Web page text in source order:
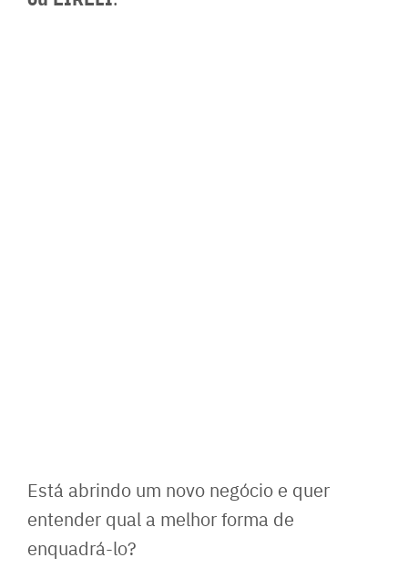
Está abrindo um novo negócio e quer
entender qual a melhor forma de
enquadrá-lo?